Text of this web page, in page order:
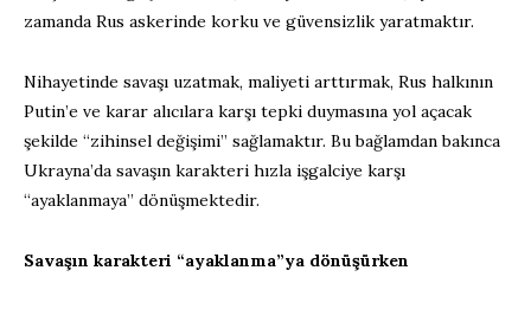
zamanda Rus askerinde korku ve güvensizlik yaratmaktır.
Nihayetinde savaşı uzatmak, maliyeti arttırmak, Rus halkının
Putin’e ve karar alıcılara karşı tepki duymasına yol açacak
şekilde “zihinsel değişimi” sağlamaktır. Bu bağlamdan bakınca
Ukrayna’da savaşın karakteri hızla işgalciye karşı
“ayaklanmaya” dönüşmektedir.
Savaşın karakteri “ayaklanma”ya dönüşürken